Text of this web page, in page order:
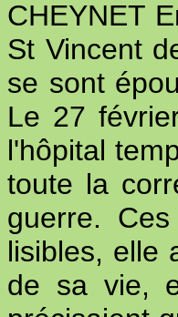
CHEYNET
St Vincent
se sont
Le 27
l'hôpital
toute la
guerre.
lisibles, elle
de sa vie,